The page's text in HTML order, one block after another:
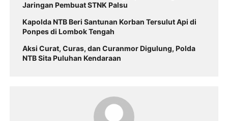
Jaringan Pembuat STNK Palsu
Kapolda NTB Beri Santunan Korban Tersulut Api di
Ponpes di Lombok Tengah
Aksi Curat, Curas, dan Curanmor Digulung, Polda
NTB Sita Puluhan Kendaraan